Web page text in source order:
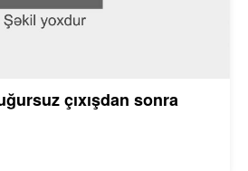
çıxışdan sonra